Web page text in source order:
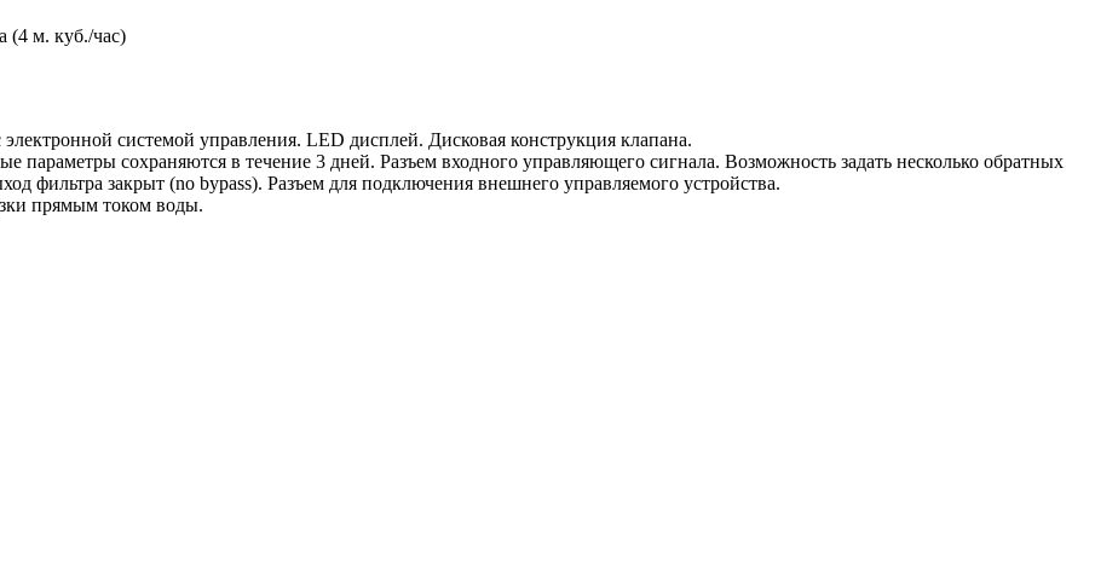
(4 м. куб./час)
системой управления. LED дисплей. Дисковая конструкция клапана.
параметры сохраняются в течение 3 дней. Разъем входного управляющего сигнала. Возможность задать несколько обратных
фильтра закрыт (no bypass). Разъем для подключения внешнего управляемого устройства.
прямым током воды.